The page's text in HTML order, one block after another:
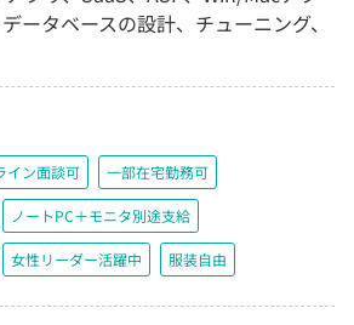
ータベースの設計、チューニング、
イン面談可 一部在宅勤務可
ノートPC＋モニタ別途支給
女性リーダー活躍中 服装自由